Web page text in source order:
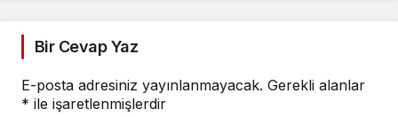
Bir Cevap Yaz
E-posta adresiniz yayınlanmayacak. Gerekli alanlar
* ile işaretlenmişlerdir